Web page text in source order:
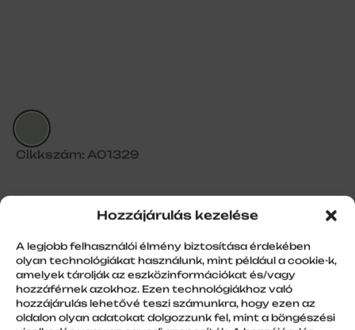
Hozzájárulás kezelése
A legjobb felhasználói élmény biztosítása érdekében
olyan technológiákat használunk, mint például a cookie-k,
amelyek tárolják az eszközinformációkat és/vagy
hozzáférnek azokhoz. Ezen technológiákhoz való
hozzájárulás lehetővé teszi számunkra, hogy ezen az
oldalon olyan adatokat dolgozzunk fel, mint a böngészési
Cikkszám: A01329
7m, szürke